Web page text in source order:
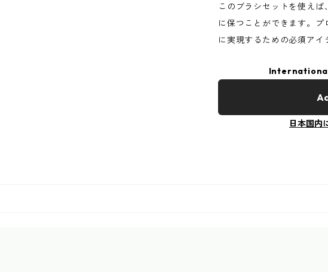
このブラシセットを使え
に保つことができます。
に実現するための必須アイ
日本国内